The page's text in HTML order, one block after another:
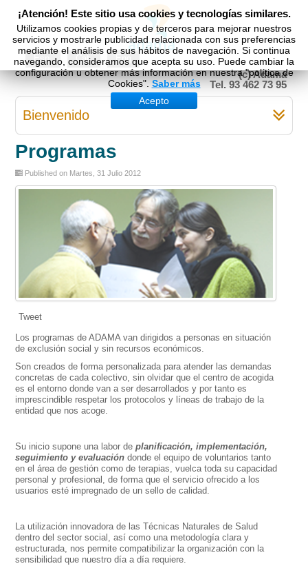
Esp Cat Eng
(c) Adama
Tel. 93 462 73 95
¡Atención! Este sitio usa cookies y tecnologías similares.
Utilizamos cookies propias y de terceros para mejorar nuestros
servicios y mostrarle publicidad relacionada con sus preferencias
mediante el análisis de sus hábitos de navegación. Si continua
navegando, consideramos que acepta su uso. Puede cambiar la
configuración u obtener más información en nuestra "política de
Cookies". Saber más
Acepto
Bienvenido
Programas
Published on Martes, 31 Julio 2012
Tweet
Los programas de ADAMA van dirigidos a personas en situación
de exclusión social y sin recursos económicos.
Son creados de forma personalizada para atender las demandas
concretas de cada colectivo, sin olvidar que el centro de acogida
es el entorno donde van a ser desarrollados y por tanto es
imprescindible respetar los protocolos y líneas de trabajo de la
entidad que nos acoge.
Su inicio supone una labor deplanificación, implementación,
seguimiento y evaluación donde el equipo de voluntarios tanto
en el área de gestión como de terapias, vuelca toda su capacidad
personal y profesional, de forma que el servicio ofrecido a los
usuarios esté impregnado de un sello de calidad.
La utilización innovadora de las Técnicas Naturales de Salud
dentro del sector social, así como una metodología clara y
estructurada, nos permite compatibilizar la organización con la
sensibilidad que nuestro día a día requiere.